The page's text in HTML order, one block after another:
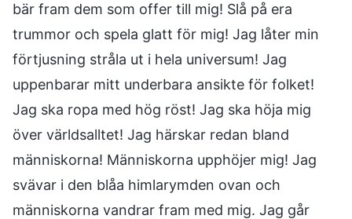
bär fram dem som offer till mig! Slå på era
trummor och spela glatt för mig! Jag låter min
förtjusning stråla ut i hela universum! Jag
uppenbarar mitt underbara ansikte för folket!
Jag ska ropa med hög röst! Jag ska höja mig
över världsalltet! Jag härskar redan bland
människorna! Människorna upphöjer mig! Jag
svävar i den blåa himlarymden ovan och
människorna vandrar fram med mig. Jag går